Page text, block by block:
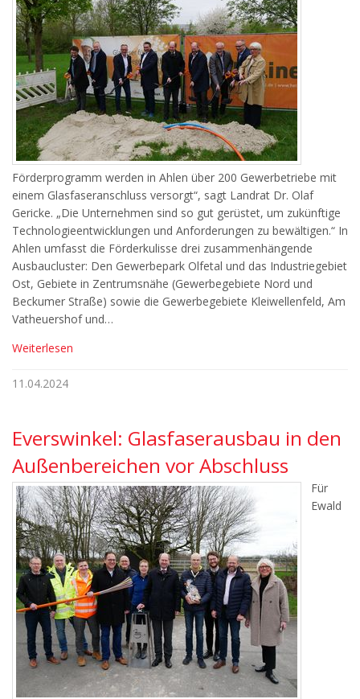
Förderprogramm werden in Ahlen über 200 Gewerbetriebe mit
einem Glasfaseranschluss versorgt“, sagt Landrat Dr. Olaf
Gericke. „Die Unternehmen sind so gut gerüstet, um zukünftige
Technologieentwicklungen und Anforderungen zu bewältigen.“ In
Ahlen umfasst die Förderkulisse drei zusammenhängende
Ausbaucluster: Den Gewerbepark Olfetal und das Industriegebiet
Ost, Gebiete in Zentrumsnähe (Gewerbegebiete Nord und
Beckumer Straße) sowie die Gewerbegebiete Kleiwellenfeld, Am
Vatheuershof und…
Weiterlesen
11.04.2024
Everswinkel: Glasfaserausbau in den
Außenbereichen vor Abschluss
Für
Ewald